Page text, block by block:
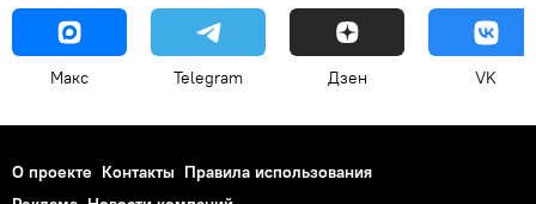
Макс Telegram Дзен VK
О проекте Контакты Правила использования